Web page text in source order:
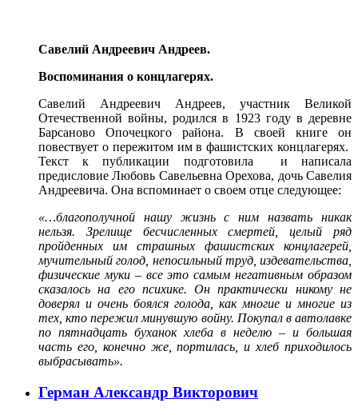
Савелий Андреевич Андреев.
Воспоминания о концлагерях.
Савелий Андреевич Андреев, участник Великой
Отечественной войны, родился в 1923 году в деревне
Барсаново Опочецкого района. В своей книге он
повествует о пережитом им в фашистских концлагерях.
Текст к публикации подготовила и написала
предисловие Любовь Савельевна Орехова, дочь Савелия
Андреевича. Она вспоминает о своем отце следующее:
«…благополучной нашу жизнь с ним назвать никак
нельзя. Зрелище бесчисленных смертей, целый ряд
пройденных им страшных фашистских концлагерей,
мучительный голод, непосильный труд, издевательства,
физические муки – все это самым негативным образом
сказалось на его психике. Он практически никому не
доверял и очень боялся голода, как многие и многие из
тех, кто пережил минувшую войну. Покупал в автолавке
по пятнадцать буханок хлеба в неделю – и большая
часть его, конечно же, портилась, и хлеб приходилось
выбрасывать».
Герман Александр Викторович